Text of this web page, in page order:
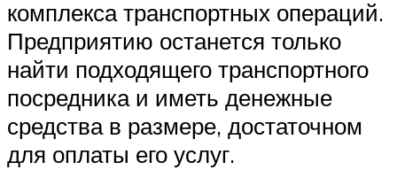
комплекса транспортных операций.
Предприятию останется только
найти подходящего транспортного
посредника и иметь денежные
средства в размере, достаточном
для оплаты его услуг.